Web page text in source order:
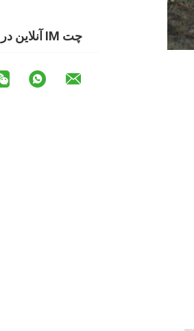
چت IM آنلاین در حال حاضر